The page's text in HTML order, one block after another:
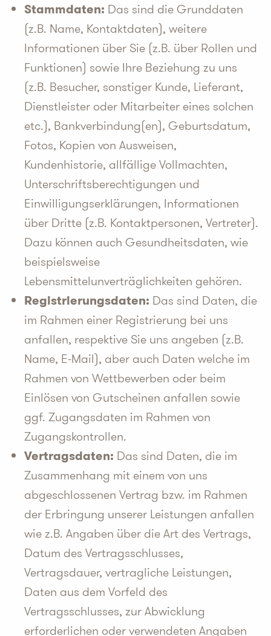
Stammdaten: Das sind die Grunddaten
(z.B. Name, Kontaktdaten), weitere
Informationen über Sie (z.B. über Rollen und
Funktionen) sowie Ihre Beziehung zu uns
(z.B. Besucher, sonstiger Kunde, Lieferant,
Dienstleister oder Mitarbeiter eines solchen
etc.), Bankverbindung(en), Geburtsdatum,
Fotos, Kopien von Ausweisen,
Kundenhistorie, allfällige Vollmachten,
Unterschriftsberechtigungen und
Einwilligungserklärungen, Informationen
über Dritte (z.B. Kontaktpersonen, Vertreter).
Dazu können auch Gesundheitsdaten, wie
beispielsweise
Lebensmittelunverträglichkeiten gehören.
Registrierungsdaten: Das sind Daten, die
im Rahmen einer Registrierung bei uns
anfallen, respektive Sie uns angeben (z.B.
Name, E-Mail), aber auch Daten welche im
Rahmen von Wettbewerben oder beim
Einlösen von Gutscheinen anfallen sowie
ggf. Zugangsdaten im Rahmen von
Zugangskontrollen.
Vertragsdaten: Das sind Daten, die im
Zusammenhang mit einem von uns
abgeschlossenen Vertrag bzw. im Rahmen
der Erbringung unserer Leistungen anfallen
wie z.B. Angaben über die Art des Vertrags,
Datum des Vertragsschlusses,
Vertragsdauer, vertragliche Leistungen,
Daten aus dem Vorfeld des
Vertragsschlusses, zur Abwicklung
erforderlichen oder verwendeten Angaben